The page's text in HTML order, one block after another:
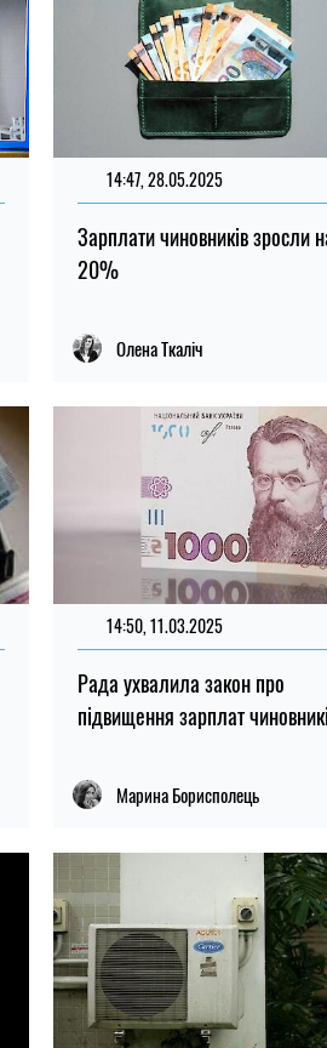
14:47, 28.05.2025
Зарплати чиновників зросли
20%
Олена Ткаліч
14:50, 11.03.2025
Рада ухвалила закон про
підвищення зарплат
Марина Борисполець